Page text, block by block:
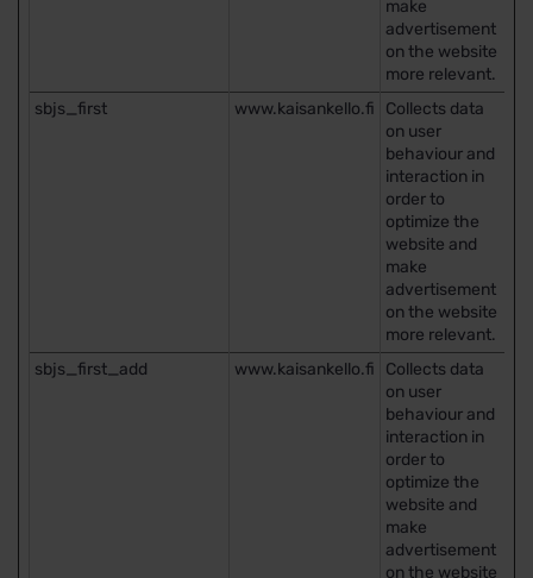
make
advertisement
on the website
more relevant.
sbjs_first
www.kaisankello.fi
Collects data
on user
behaviour and
interaction in
order to
optimize the
website and
make
advertisement
on the website
more relevant.
sbjs_first_add www.kaisankello.fi
Collects data
on user
behaviour and
interaction in
order to
optimize the
website and
make
advertisement
on the website